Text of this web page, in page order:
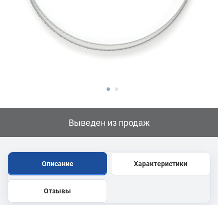
Выведен из продаж
Описание Характеристики
Отзывы